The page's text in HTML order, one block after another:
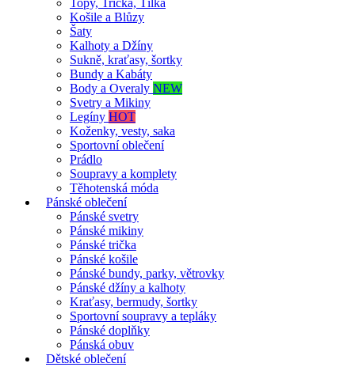
Topy, Trička, Tílka
Košile a Blůzy
Šaty
Kalhoty a Džíny
Sukně, kraťasy, šortky
Bundy a Kabáty
Body a Overaly NEW
Svetry a Mikiny
Legíny HOT
Koženky, vesty, saka
Sportovní oblečení
Prádlo
Soupravy a komplety
Těhotenská móda
Pánské oblečení
Pánské svetry
Pánské mikiny
Pánské trička
Pánské košile
Pánské bundy, parky, větrovky
Pánské džíny a kalhoty
Kraťasy, bermudy, šortky
Sportovní soupravy a tepláky
Pánské doplňky
Pánská obuv
Dětské oblečení